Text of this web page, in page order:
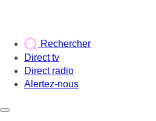
Rechercher
Direct tv
Direct radio
Alertez-nous